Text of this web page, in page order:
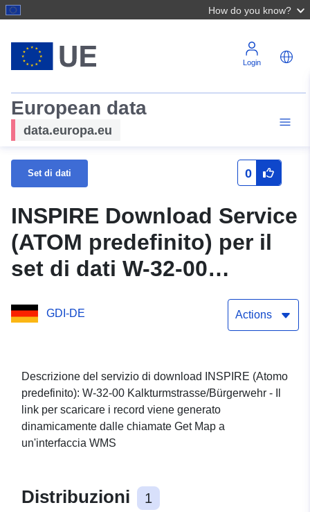
How do you know?
Login
European data
data.europa.eu
Set di dati 0
INSPIRE Download Service
(ATOM predefinito) per il
set di dati W-32-00
Kalkturmstrasse/
GDI-DE Actions
Descrizione del servizio di download INSPIRE (Atomo
predefinito): W-32-00 Kalkturmstrasse/Bürgerwehr - Il
link per scaricare i record viene generato
dinamicamente dalle chiamate Get Map a
un'interfaccia WMS
Distribuzioni 1